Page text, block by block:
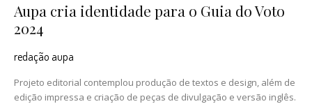
Aupa cria identidade para o Guia do Voto
2024
redação aupa
Projeto editorial contemplou produção de textos e design, além de
edição impressa e criação de peças de divulgação e versão inglês.